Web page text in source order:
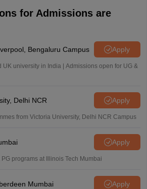
for Admissions are
Bengaluru Campus Apply
UK university in India | Admissions open for UG &
Delhi NCR Apply
from Victoria University, Delhi NCR Campus
Apply
programs at Illinois Tech Mumbai
Mumbai Apply